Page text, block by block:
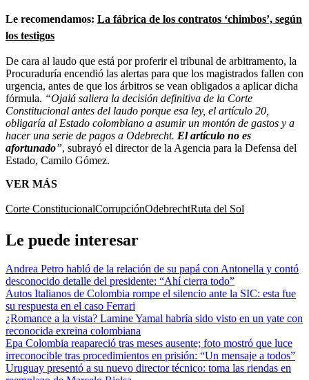
Le recomendamos: La fábrica de los contratos ‘chimbos’, según
los testigos
De cara al laudo que está por proferir el tribunal de arbitramento, la
Procuraduría encendió las alertas para que los magistrados fallen con
urgencia, antes de que los árbitros se vean obligados a aplicar dicha
fórmula. “Ojalá saliera la decisión definitiva de la Corte
Constitucional antes del laudo porque esa ley, el artículo 20,
obligaría al Estado colombiano a asumir un montón de gastos y a
hacer una serie de pagos a Odebrecht. El artículo no es
afortunado”, subrayó el director de la Agencia para la Defensa del
Estado, Camilo Gómez.
VER MÁS
Corte ConstitucionalCorrupciónOdebrechtRuta del Sol
Le puede interesar
Andrea Petro habló de la relación de su papá con Antonella y contó
desconocido detalle del presidente: “Ahí cierra todo”
Autos Italianos de Colombia rompe el silencio ante la SIC: esta fue
su respuesta en el caso Ferrari
¿Romance a la vista? Lamine Yamal habría sido visto en un yate con
reconocida exreina colombiana
Epa Colombia reapareció tras meses ausente; foto mostró que luce
irreconocible tras procedimientos en prisión: “Un mensaje a todos”
Uruguay presentó a su nuevo director técnico: toma las riendas en